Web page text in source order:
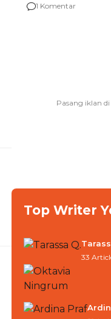
Usai Jadi Brigjen
1 Komentar
Top Writer
33